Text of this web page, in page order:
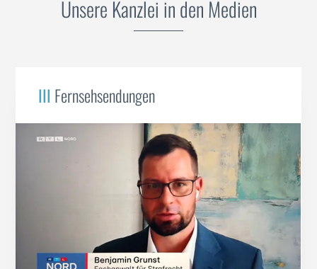
Unsere Kanzlei in den Medien
III Fernsehsendungen